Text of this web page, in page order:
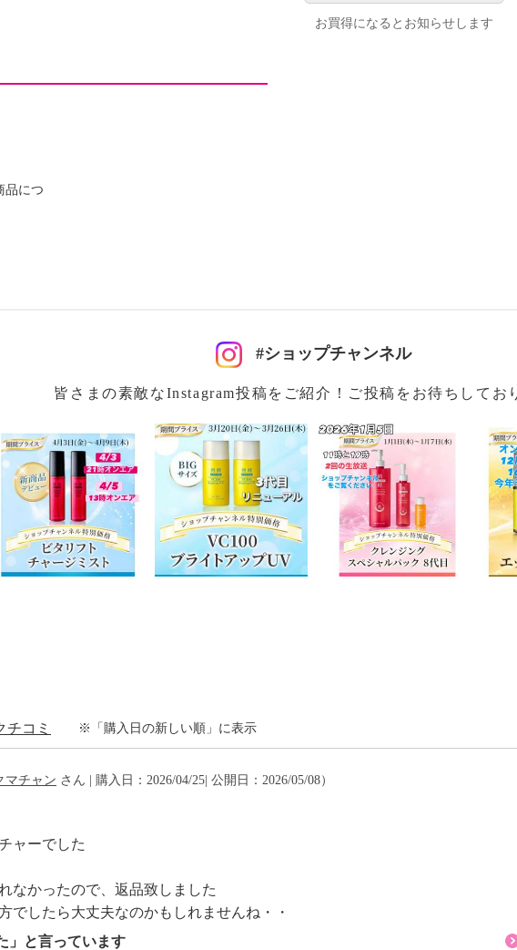
品につ
お買得になるとお知らせします
#ショップチャンネル
皆さまの素敵なInstagram投稿をご紹介！ご投稿をお待ちしてお
チコミ ※「購入日の新しい順」に表示
マチャン さん | 購入日：2026/04/25| 公開日：2026/05/08）
ャーでした
なかったので、返品致しました
でしたら大丈夫なのかもしれませんね・・
」と言っています